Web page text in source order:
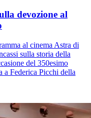
devozione al
al cinema Astra di
sulla storia della
del 350esimo
a Federica Picchi della